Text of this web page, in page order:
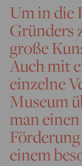
Um in die
Gründers
große
Auch mit
einzelne
Museum
man
einem